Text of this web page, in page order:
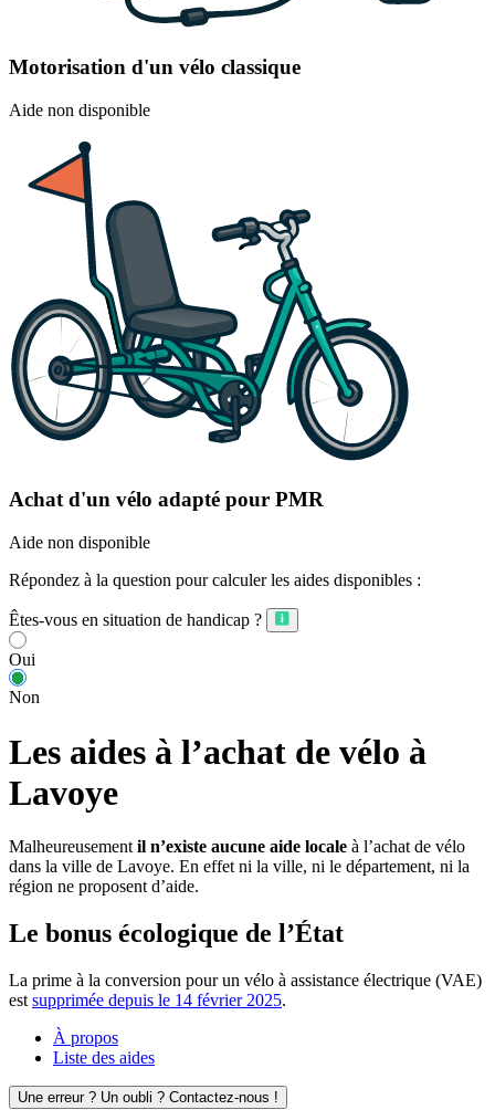
Motorisation d'un vélo classique
Aide non disponible
Achat d'un vélo adapté pour PMR
Aide non disponible
Répondez à la question pour calculer les aides disponibles :
Êtes-vous en situation de handicap ?
Oui
Non
Les aides à l’achat de vélo à
Lavoye
Malheureusement il n’existe aucune aide locale à l’achat de vélo
dans la ville de Lavoye. En effet ni la ville, ni le département, ni la
région ne proposent d’aide.
Le bonus écologique de l’État
La prime à la conversion pour un vélo à assistance électrique (VAE)
est supprimée depuis le 14 février 2025.
À propos
Liste des aides
Une erreur ? Un oubli ? Contactez-nous !